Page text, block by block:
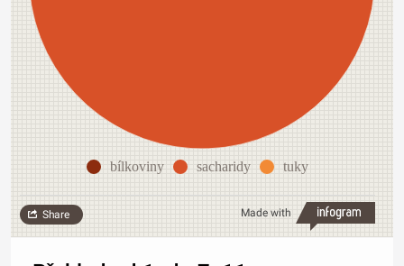
bílkoviny sacharidy tuky
Made with
Share